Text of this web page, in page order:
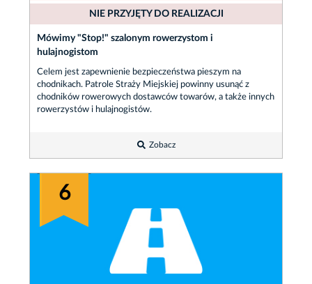
NIE PRZYJĘTY DO REALIZACJI
Mówimy "Stop!" szalonym rowerzystom i
hulajnogistom
Celem jest zapewnienie bezpieczeństwa pieszym na
chodnikach. Patrole Straży Miejskiej powinny usunąć z
chodników rowerowych dostawców towarów, a także innych
rowerzystów i hulajnogistów.
Zobacz
6